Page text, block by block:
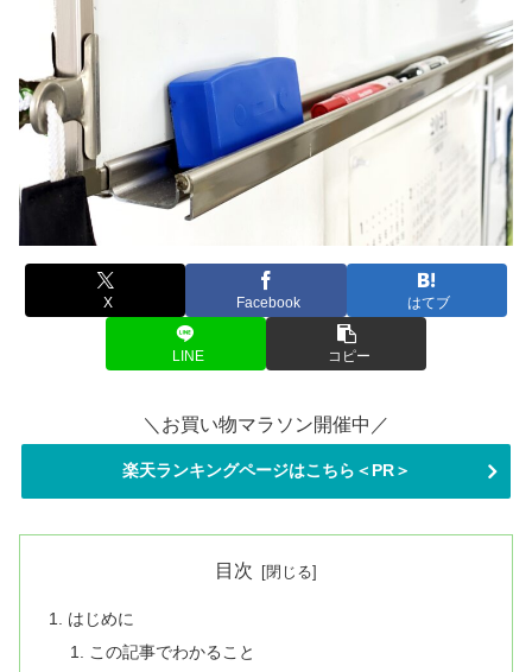
X Facebook はてブ
LINE コピー
＼お買い物マラソン開催中／
楽天ランキングページはこちら＜PR＞
目次
はじめに
この記事でわかること